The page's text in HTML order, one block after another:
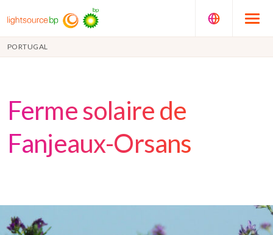
PORTUGAL
Ferme solaire de
Fanjeaux-Orsans